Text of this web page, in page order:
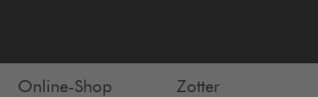
Online-Shop
Zotter